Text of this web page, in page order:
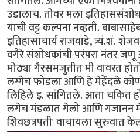
उडालाच. तोवर मला
याची वट्ट कल्पना नव्हती.
इतिहासाचार्य राजवाडे, त्र्यं.शं.
वगैरे संशोधकांची परंपरा नंतर
मोठ्या गैरसमजुतीत मी वावरत
लग्गेच फोडला आणि हे मेहेंदळे
लिहिले इ. सांगितले. आता चकित
लगेच मंडळात गेलो आणि गजानन
शिवछत्रपती' वाचायला सुरुवात